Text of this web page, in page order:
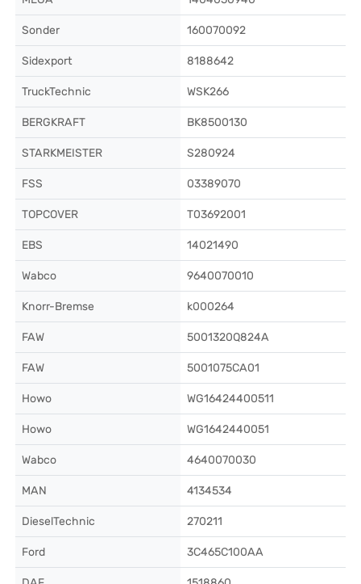
Sonder 160070092
Sidexport 8188642
TruckTechnic WSK266
BERGKRAFT BK8500130
STARKMEISTER S280924
FSS 03389070
TOPCOVER T03692001
EBS 14021490
Wabco 9640070010
Knorr-Bremse k000264
FAW 5001320Q824A
FAW 5001075CA01
Howo WG16424400511
Howo WG1642440051
Wabco 4640070030
MAN 4134534
DieselTechnic 270211
Ford 3C465C100AA